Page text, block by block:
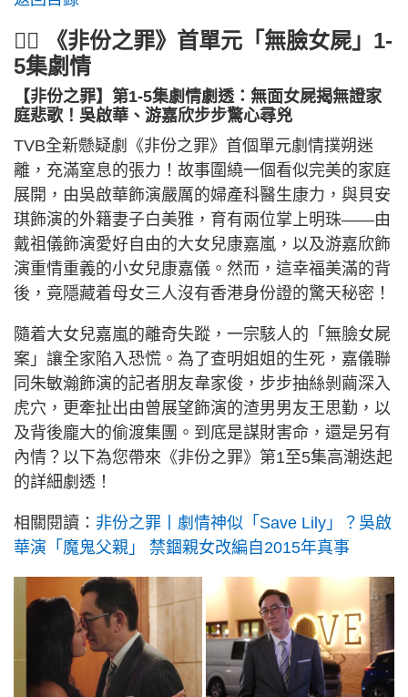
🕵️‍♂️ 《非份之罪》首單元「無臉女屍」1-
5集劇情
【非份之罪】第1-5集劇情劇透：無面女屍揭無證家
庭悲歌！吳啟華、游嘉欣步步驚心尋兇
TVB全新懸疑劇《非份之罪》首個單元劇情撲朔迷
離，充滿窒息的張力！故事圍繞一個看似完美的家庭
展開，由吳啟華飾演嚴厲的婦產科醫生康力，與貝安
琪飾演的外籍妻子白美雅，育有兩位掌上明珠——由
戴祖儀飾演愛好自由的大女兒康嘉嵐，以及游嘉欣飾
演重情重義的小女兒康嘉儀。然而，這幸福美滿的背
後，竟隱藏着母女三人沒有香港身份證的驚天秘密！
隨着大女兒嘉嵐的離奇失蹤，一宗駭人的「無臉女屍
案」讓全家陷入恐慌。為了查明姐姐的生死，嘉儀聯
同朱敏瀚飾演的記者朋友韋家俊，步步抽絲剝繭深入
虎穴，更牽扯出由曾展望飾演的渣男男友王思勤，以
及背後龐大的偷渡集團。到底是謀財害命，還是另有
內情？以下為您帶來《非份之罪》第1至5集高潮迭起
的詳細劇透！
相關閱讀： 非份之罪丨劇情神似「Save Lily」？吳啟
華演「魔鬼父親」 禁錮親女改編自2015年真事